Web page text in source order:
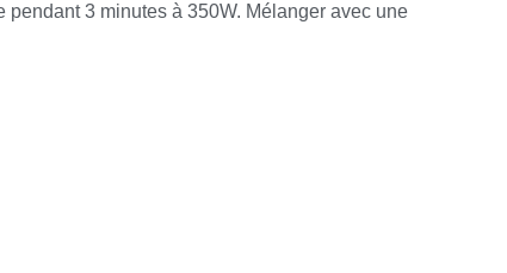
3 minutes à 350W. Mélanger avec une